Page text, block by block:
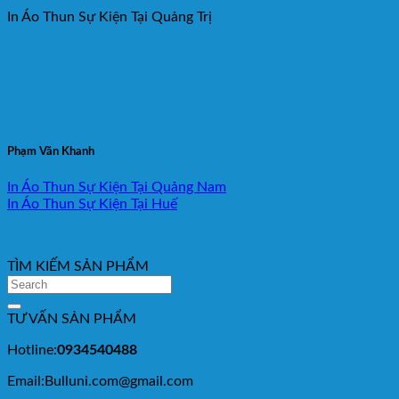
In Áo Thun Sự Kiện Tại Quảng Trị
Phạm Văn Khanh
In Áo Thun Sự Kiện Tại Quảng Nam
In Áo Thun Sự Kiện Tại Huế
TÌM KIẾM SẢN PHẨM
TƯ VẤN SẢN PHẨM
Hotline:0934540488
Email:Bulluni.com@gmail.com